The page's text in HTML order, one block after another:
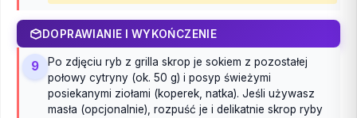
DOPRAWIANIE I WYKOŃCZENIE
9
Po zdjęciu ryb z grilla skrop je sokiem z pozostałej
połowy cytryny (ok. 50 g) i posyp świeżymi
posiekanymi ziołami (koperek, natka). Jeśli używasz
masła (opcjonalnie), rozpuść je i delikatnie skrop ryby